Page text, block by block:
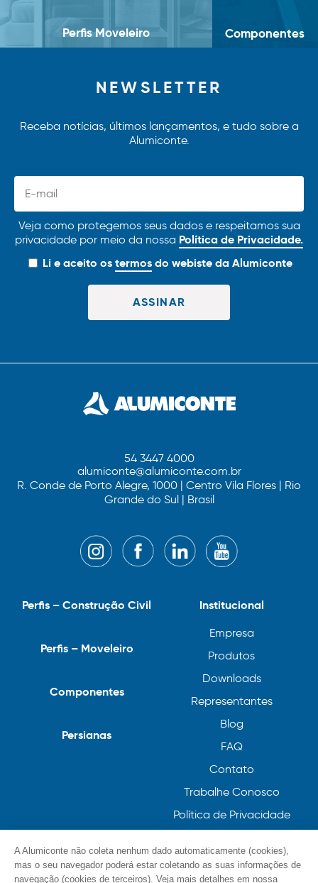
Componentes
Perfis Moveleiro
NEWSLETTER
Receba notícias, últimos lançamentos, e tudo sobre a
Alumiconte.
Veja como protegemos seus dados e respeitamos sua
privacidade por meio da nossa Política de Privacidade.
Li e aceito ostermosdo webiste da Alumiconte
54 3447 4000
alumiconte@alumiconte.com.br
R. Conde de Porto Alegre, 1000 | Centro Vila Flores | Rio
Grande do Sul | Brasil
Institucional
Empresa
Produtos
Downloads
Representantes
Blog
FAQ
Contato
Trabalhe Conosco
Política de Privacidade
Perfis – Construção Civil
Perfis – Moveleiro
Componentes
Persianas
A Alumiconte não coleta nenhum dado automaticamente (cookies),
mas o seu navegador poderá estar coletando as suas informações de
navegação (cookies de terceiros). Veja mais detalhes em nossa